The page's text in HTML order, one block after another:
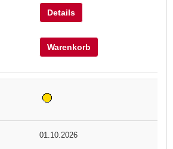
Details
Warenkorb
01.10.2026